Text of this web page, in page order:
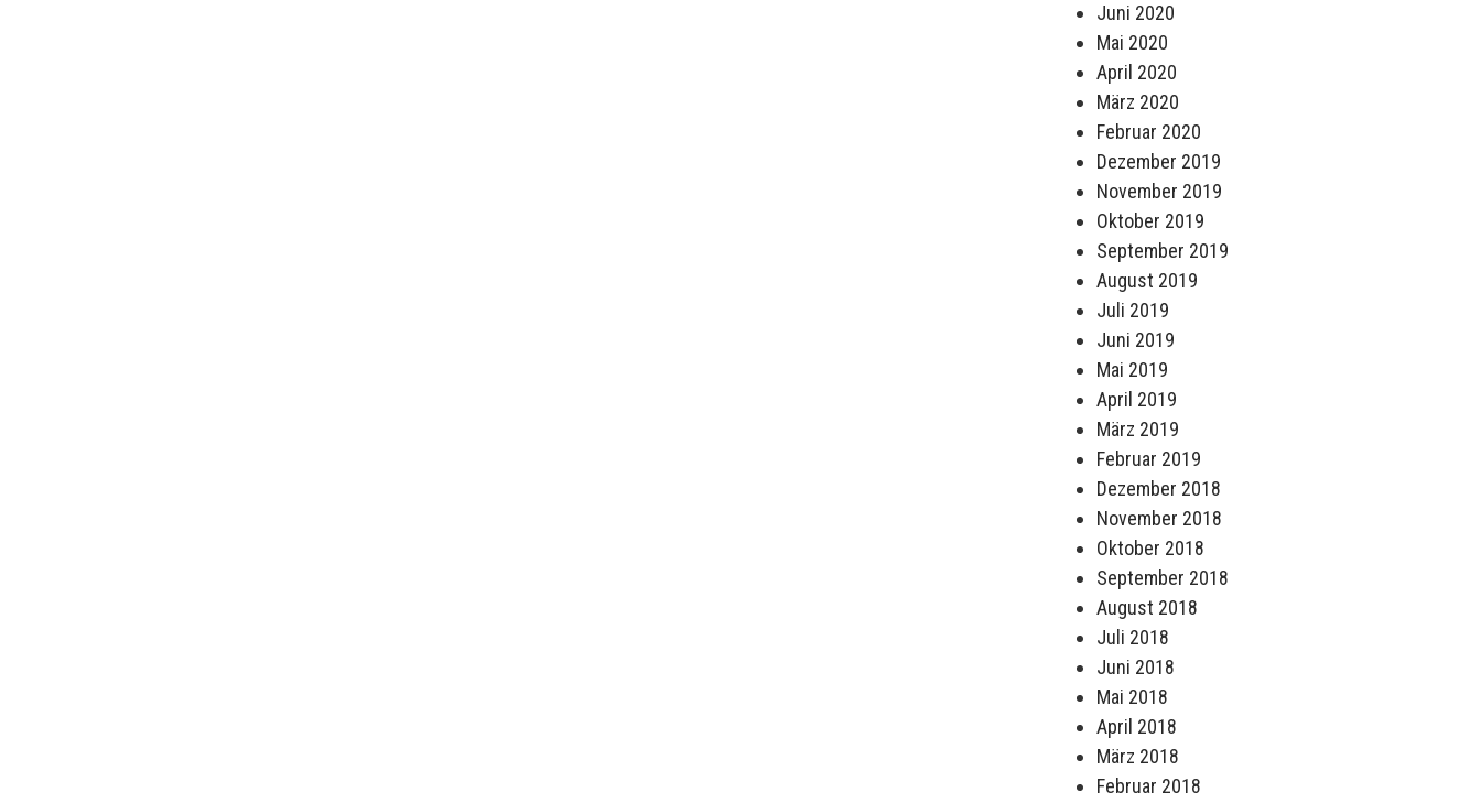
Juni 2020
Mai 2020
April 2020
März 2020
Februar 2020
Dezember 2019
November 2019
Oktober 2019
September 2019
August 2019
Juli 2019
Juni 2019
Mai 2019
April 2019
März 2019
Februar 2019
Dezember 2018
November 2018
Oktober 2018
September 2018
August 2018
Juli 2018
Juni 2018
Mai 2018
April 2018
März 2018
Februar 2018